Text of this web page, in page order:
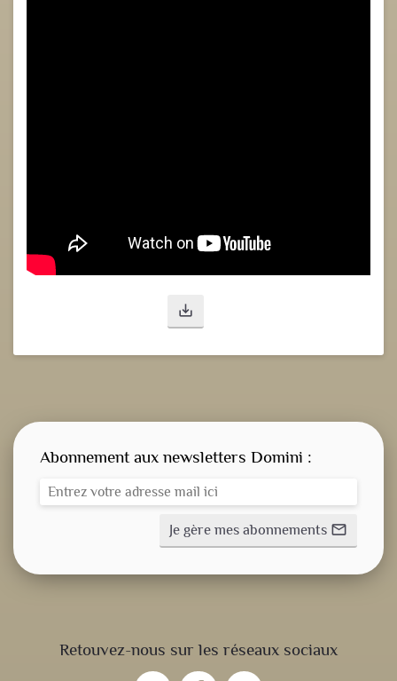
save_alt
Retouvez-nous sur les réseaux sociaux
Abonnement aux newsletters Domini :
Je gère mes abonnements mail_outline